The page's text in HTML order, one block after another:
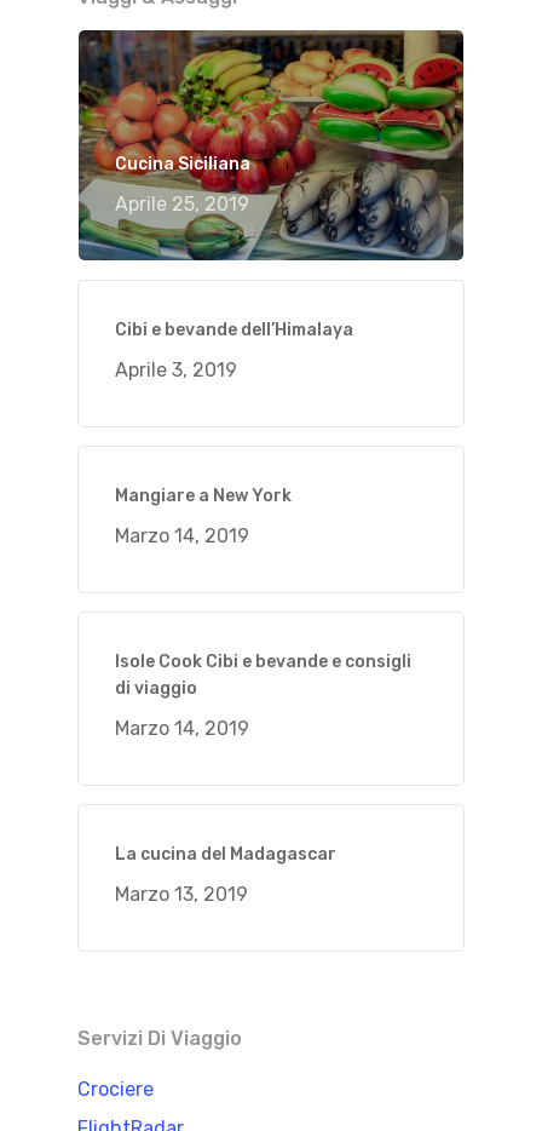
Cucina Siciliana
Aprile 25, 2019
Cibi e bevande dell’Himalaya
Aprile 3, 2019
Mangiare a New York
Marzo 14, 2019
Isole Cook Cibi e bevande e consigli
di viaggio
Marzo 14, 2019
La cucina del Madagascar
Marzo 13, 2019
Servizi Di Viaggio
Crociere